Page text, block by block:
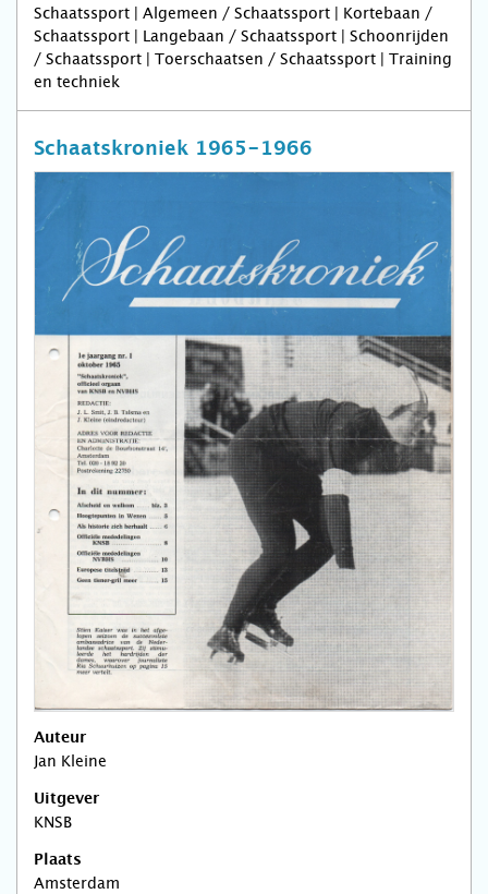
Schaatssport | Algemeen / Schaatssport | Kortebaan /
Schaatssport | Langebaan / Schaatssport | Schoonrijden
/ Schaatssport | Toerschaatsen / Schaatssport | Training
en techniek
Schaatskroniek 1965-1966
Auteur
Jan Kleine
Uitgever
KNSB
Plaats
Amsterdam